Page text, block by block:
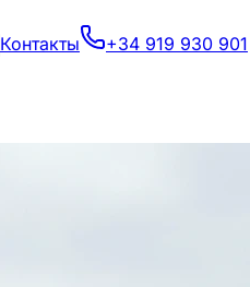
Контакты +34 919 930 901